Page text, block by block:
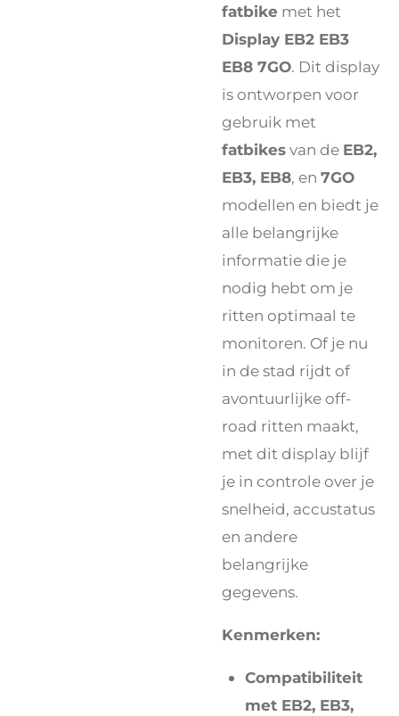
fatbike met het
Display EB2 EB3
EB8 7GO. Dit display
is ontworpen voor
gebruik met
fatbikesvan de EB2,
EB3, EB8, en 7GO
modellen en biedt je
alle belangrijke
informatie die je
nodig hebt om je
ritten optimaal te
monitoren. Of je nu
in de stad rijdt of
avontuurlijke off-
road ritten maakt,
met dit display blijf
je in controle over je
snelheid, accustatus
en andere
belangrijke
gegevens.
Kenmerken:
Compatibiliteit
met EB2, EB3,